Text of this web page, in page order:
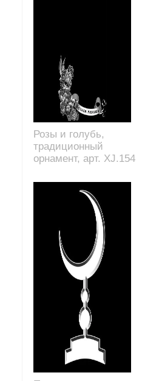
Розы и голубь,
традиционный
орнамент, арт. XJ.154